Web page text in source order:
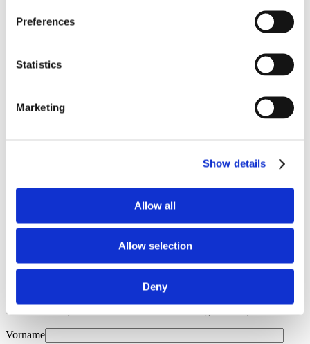
Preferences
Statistics
Marketing
Show details
Allow all
Allow selection
Deny
Ort
E-mail
Lieferkonditionen: Die Lieferung erfolgt mit der Deutschen Post
(DHL) oder anderen vergleichbaren Anbietern und ist versichert.
abhängig. Der Bestellwert besteht aus dem Warenwert zzgl. dem
Porto und Verpackungskosten. Es gibt keinen Mindestbestellwert)
Öffnungszeiten des FKV vor Ort abholen)
Lieferadresse (falls abweichend von Rechnungsadresse):
Vorname